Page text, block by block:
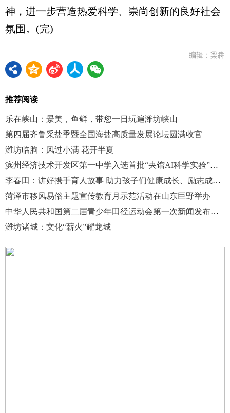
神，进一步营造热爱科学、崇尚创新的良好社会
氛围。(完)
编辑：梁犇
推荐阅读
乐在峡山：景美，鱼鲜，带您一日玩遍潍坊峡山
第四届齐鲁采盐季暨全国海盐高质量发展论坛圆满收官
潍坊临朐：风过小满 花开半夏
滨州经济技术开发区第一中学入选首批“央馆AI科学实验”试点校
李春田：讲好携手育人故事 助力孩子们健康成长、励志成才、创造成就
菏泽市移风易俗主题宣传教育月示范活动在山东巨野举办
中华人民共和国第二届青少年田径运动会第一次新闻发布会在日照举行
潍坊诸城：文化“薪火”耀龙城